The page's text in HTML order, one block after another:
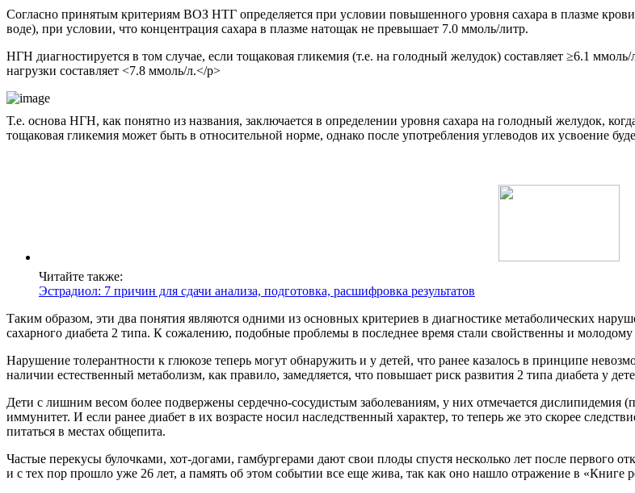
Согласно принятым критериям ВОЗ НТГ определяется при условии повышенного уровня сахара в плазме
воде), при условии, что концентрация сахара в плазме натощак не превышает 7.0 ммоль/литр.
НГН диагностируется в том случае, если тощаковая гликемия (т.е. на голодный желудок) составляет ≥6.1
нагрузки составляет <7.8 ммоль/л.</p>
Т.е. основа НГН, как понятно из названия, заключается в определении уровня сахара на голодный желудок,
тощаковая гликемия может быть в относительной норме, однако после употребления углеводов их усвоение
Читайте также:
Эстрадиол: 7 причин для сдачи анализа, подготовка, расшифровка результатов
Таким образом, эти два понятия являются одними из основных критериев в диагностике метаболических
сахарного диабета 2 типа. К сожалению, подобные проблемы в последнее время стали свойственны и
Нарушение толерантности к глюкозе теперь могут обнаружить и у детей, что ранее казалось в принципе
наличии естественный метаболизм, как правило, замедляется, что повышает риск развития 2 типа диабета у
Дети с лишним весом более подвержены сердечно-сосудистым заболеваниям, у них отмечается
иммунитет. И если ранее диабет в их возрасте носил наследственный характер, то теперь же это скорее
питаться в местах общепита.
Частые перекусы булочками, хот-догами, гамбургерами дают свои плоды спустя несколько лет после первого
и с тех пор прошло уже 26 лет, а память об этом событии все еще жива, так как оно нашло отражение в «Книге